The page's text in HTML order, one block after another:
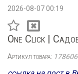
2026-08-07 00:19
One Click |
Артикул товара: